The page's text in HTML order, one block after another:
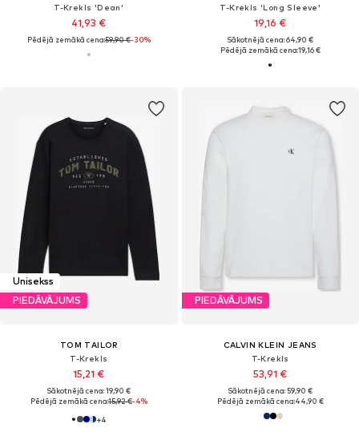
T-Krekls 'Dean'
41,93 €
Pēdējā zemākā cena:59,90 €-30%
T-Krekls 'Long Sleeve'
19,16 €
Sākotnējā cena: 64,90 €
Pēdējā zemākā cena:19,16 €
Unisekss
PIEDĀVĀJUMS
TOM TAILOR
T-Krekls
15,21 €
Sākotnējā cena: 19,90 €
Pēdējā zemākā cena:15,92 €-4%
+4
PIEDĀVĀJUMS
CALVIN KLEIN JEANS
T-Krekls
53,91 €
Sākotnējā cena: 59,90 €
Pēdējā zemākā cena:44,90 €